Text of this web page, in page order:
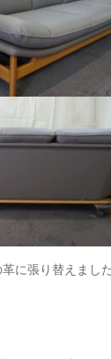
に張り替えました